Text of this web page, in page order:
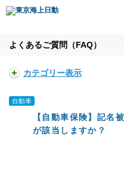
よくあるご質問（FAQ）
カテゴリー表示
自動車
【自動車保険】記名
が該当しますか？